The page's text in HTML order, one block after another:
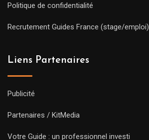
Politique de confidentialité
Recrutement Guides France (stage/emploi)
Liens Partenaires
Publicité
Partenaires / KitMedia
Votre Guide : un professionnel investi